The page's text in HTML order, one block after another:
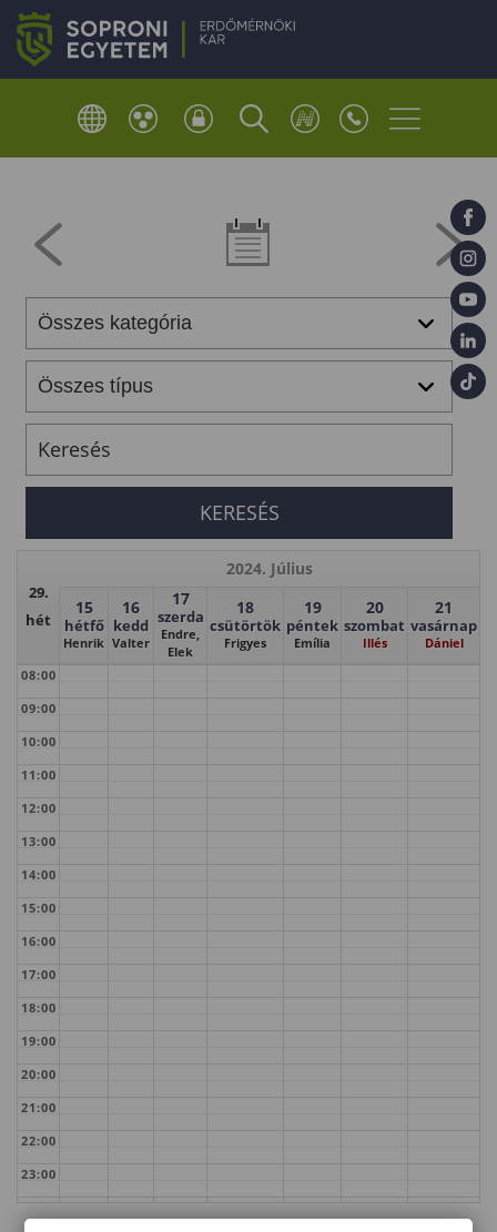
29.
hét
2024. Július
15
hétfő
Henrik
16
kedd
Valter
17
szerda
Endre,
Elek
18
csütörtök
Frigyes
19
péntek
Emília
20
szombat
Illés
21
vasárnap
Dániel
08:00
09:00
10:00
11:00
12:00
13:00
14:00
15:00
16:00
17:00
18:00
19:00
20:00
21:00
22:00
23:00